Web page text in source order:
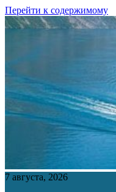
Перейти к содержимому
7 августа, 2026